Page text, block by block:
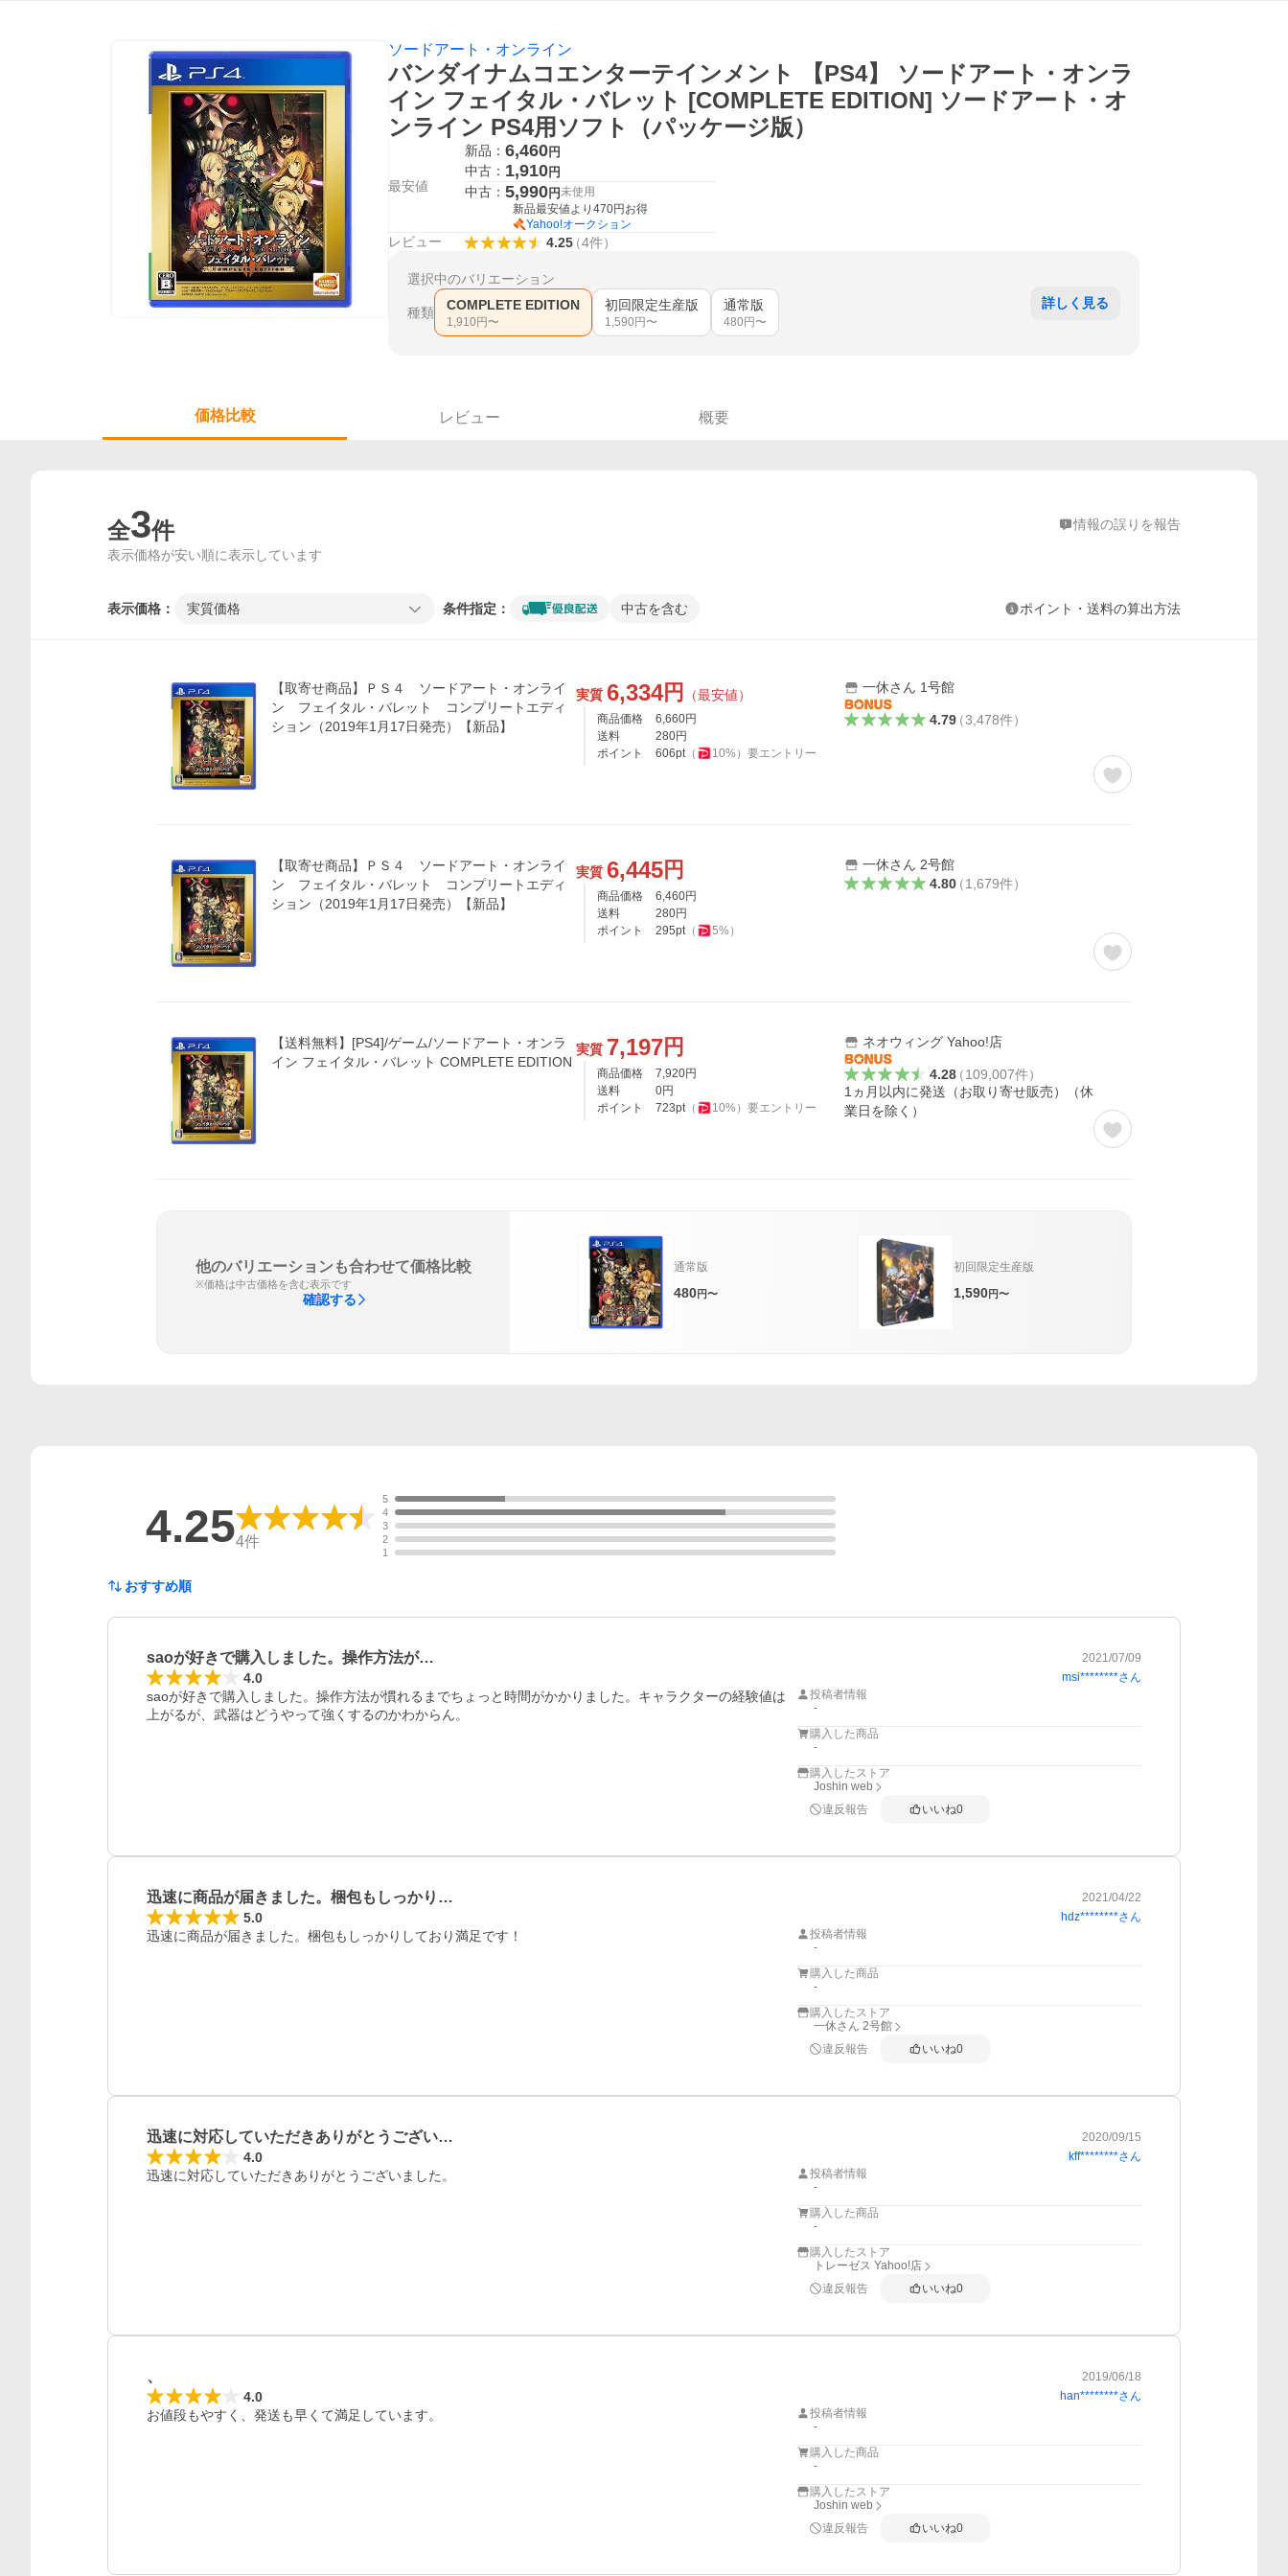
ソードアート・オンライン
バンダイナムコエンターテインメント 【PS4】 ソードアート・オンラ
イン フェイタル・バレット [COMPLETE EDITION] ソードアート・オ
ンライン PS4用ソフト（パッケージ版）
最安値
新品： 6,460円
中古： 1,910円
中古： 5,990円未使用
新品最安値より 470円お得
Yahoo!オークション
レビュー 4.25（4件）
選択中のバリエーション
種類 COMPLETE EDITION
1,910 円〜
初回限定生産版
1,590 円〜
通常版
480 円〜
詳しく見る
価格比較 レビュー 概要
全3件 情報の誤りを報告
表示価格が安い順に表示しています
表示価格： 実質価格 条件指定： 中古を含む ポイント・送料の算出方法
【取寄せ商品】ＰＳ４ ソードアート・オンライ
ン フェイタル・バレット コンプリートエディ
ション（2019年1月17日発売）【新品】
実質 6,334円 （最安値）
商品価格 6,660円
送料
280円
ポイント
606pt（ 10%） 要エントリー
一休さん 1号館
4.79（3,478件）
【取寄せ商品】ＰＳ４ ソードアート・オンライ
ン フェイタル・バレット コンプリートエディ
ション（2019年1月17日発売）【新品】
実質 6,445円
商品価格 6,460円
送料
280円
ポイント
295pt（ 5%）
一休さん 2号館
4.80（1,679件）
【送料無料】[PS4]/ゲーム/ソードアート・オンラ
イン フェイタル・バレット COMPLETE EDITION
実質 7,197円
商品価格 7,920円
送料
0円
ポイント
723pt（ 10%） 要エントリー
ネオウィング Yahoo!店
4.28（109,007件）
1ヵ月以内に発送（お取り寄せ販売）（休
業日を除く）
他のバリエーションも合わせて価格比較
※価格は中古価格を含む表示です
確認する
通常版
480円〜
初回限定生産版
1,590円〜
4.254件
5
4
3
2
1
おすすめ順
saoが好きで購入しました。操作方法が… 2021/07/09
4.0 msi********さん
saoが好きで購入しました。操作方法が慣れるまでちょっと時間がかかりました。キャラクターの経験値は
上がるが、武器はどうやって強くするのかわからん。
投稿者情報
-
購入した商品
-
購入したストア
Joshin web
違反報告
いいね0
迅速に商品が届きました。梱包もしっかり… 2021/04/22
5.0 hdz********さん
迅速に商品が届きました。梱包もしっかりしており満足です！
投稿者情報
-
購入した商品
-
購入したストア
一休さん 2号館
違反報告
いいね0
迅速に対応していただきありがとうござい… 2020/09/15
4.0 kff********さん
迅速に対応していただきありがとうございました。
投稿者情報
-
購入した商品
-
購入したストア
トレーゼス Yahoo!店
違反報告
いいね0
、 2019/06/18
4.0 han********さん
お値段もやすく、発送も早くて満足しています。
投稿者情報
-
購入した商品
-
購入したストア
Joshin web
違反報告
いいね0